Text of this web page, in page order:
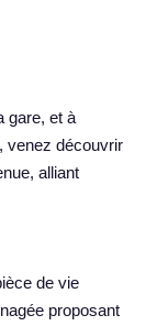
gare, et à
venez découvrir
alliant
de vie
proposant